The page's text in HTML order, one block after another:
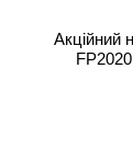
Акційний